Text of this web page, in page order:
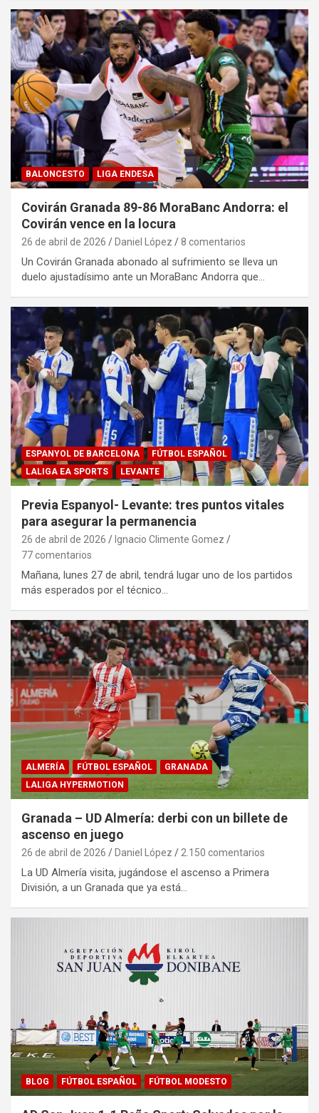
BALONCESTO LIGA ENDESA
Covirán Granada 89-86 MoraBanc Andorra: el
Covirán vence en la locura
26 de abril de 2026 Daniel López 8 comentarios
Un Covirán Granada abonado al sufrimiento se lleva un
duelo ajustadísimo ante un MoraBanc Andorra que…
ESPANYOL DE BARCELONA
FÚTBOL ESPAÑOL
LALIGA EA SPORTS
LEVANTE
Previa Espanyol- Levante: tres puntos vitales
para asegurar la permanencia
26 de abril de 2026
Ignacio Climente Gomez
77 comentarios
Mañana, lunes 27 de abril, tendrá lugar uno de los partidos
más esperados por el técnico…
ALMERÍA FÚTBOL ESPAÑOL
GRANADA
LALIGA HYPERMOTION
Granada – UD Almería: derbi con un billete de
ascenso en juego
26 de abril de 2026 Daniel López 2.150 comentarios
La UD Almería visita, jugándose el ascenso a Primera
División, a un Granada que ya está…
BLOG FÚTBOL ESPAÑOL FÚTBOL MODESTO